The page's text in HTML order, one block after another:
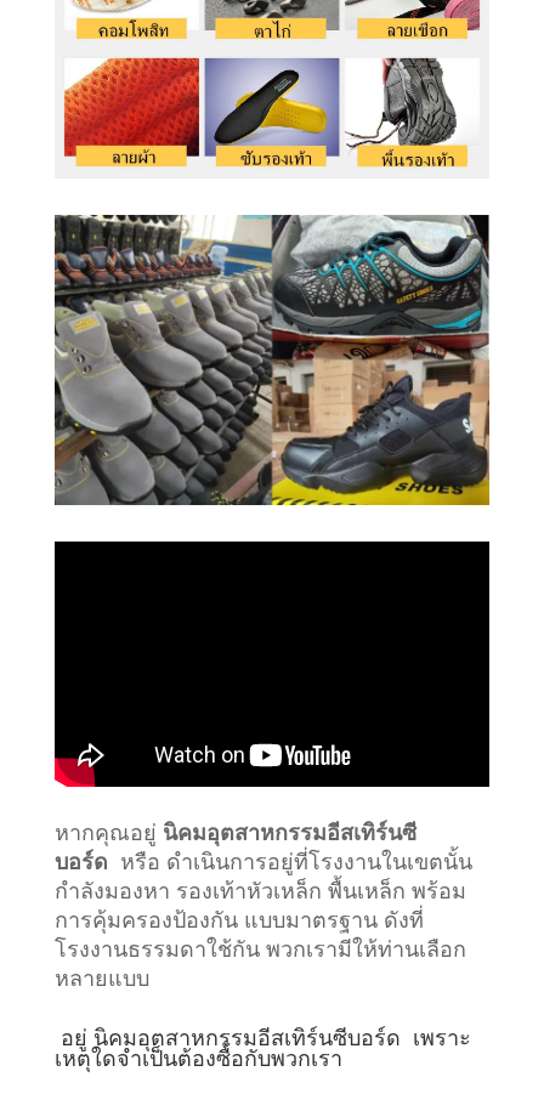
หากคุณอยู่ นิคมอุตสาหกรรมอีสเทิร์นซี
บอร์ด หรือ ดำเนินการอยู่ที่โรงงานในเขตนั้น
กำลังมองหา รองเท้าหัวเหล็ก พื้นเหล็ก พร้อม
การคุ้มครองป้องกัน แบบมาตรฐาน ดังที่
โรงงานธรรมดาใช้กัน พวกเรามีให้ท่านเลือก
หลายแบบ
อยู่ นิคมอุตสาหกรรมอีสเทิร์นซีบอร์ด เพราะ
เหตุใดจำเป็นต้องซื้อกับพวกเรา